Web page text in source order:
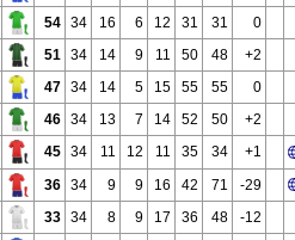
54 34 16 6 12 31 31
0
51 34 14 9 11 50 48
+2
47 34 14 5 15 55 55
0
46 34 13 7 14 52 50
+2
45 34 11 12 11 35 34
+1
36 34 9 9 16 42 71
-29
33 34 8 9 17 36 48
-12